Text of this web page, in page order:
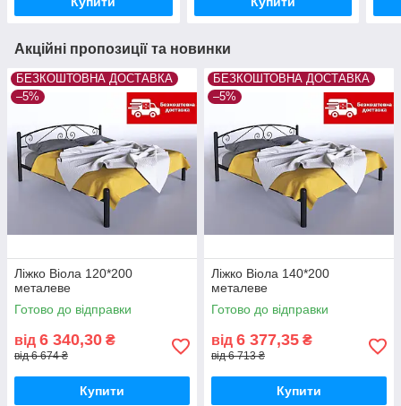
Акційні пропозиції та новинки
БЕЗКОШТОВНА ДОСТАВКА
–5%
Ліжко Віола 120*200
металеве
Готово до відправки
від 6 340,30 ₴
від 6 674 ₴
Купити
БЕЗКОШТОВНА ДОСТАВКА
–5%
Ліжко Віола 140*200
металеве
Готово до відправки
від 6 377,35 ₴
від 6 713 ₴
Купити